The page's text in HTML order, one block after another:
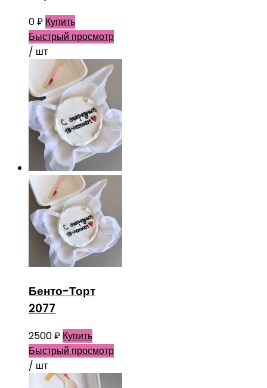
0₽ Купить
Быстрый просмотр
/ шт
Бенто-Торт
2077
2500₽ Купить
Быстрый просмотр
/ шт